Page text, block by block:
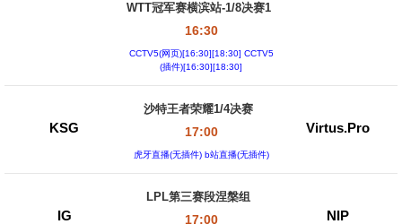
WTT冠军赛横滨站-1/8决赛1
16:30
CCTV5(网页)[16:30][18:30] CCTV5
(插件)[16:30][18:30]
KSG
沙特王者荣耀1/4决赛
17:00
虎牙直播(无插件) b站直播(无插件)
Virtus.Pro
IG
LPL第三赛段涅槃组
17:00 NIP